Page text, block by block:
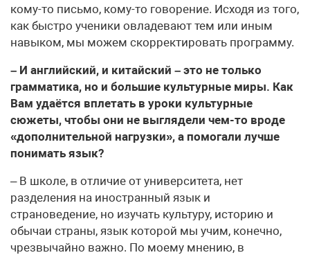
кому-то письмо, кому-то говорение. Исходя из того,
как быстро ученики овладевают тем или иным
навыком, мы можем скорректировать программу.
– И английский, и китайский – это не только
грамматика, но и большие культурные миры. Как
Вам удаётся вплетать в уроки культурные
сюжеты, чтобы они не выглядели чем-то вроде
«дополнительной нагрузки», а помогали лучше
понимать язык?
– В школе, в отличие от университета, нет
разделения на иностранный язык и
страноведение, но изучать культуру, историю и
обычаи страны, язык которой мы учим, конечно,
чрезвычайно важно. По моему мнению, в